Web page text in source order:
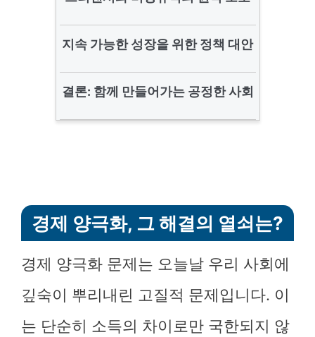
지속 가능한 성장을 위한 정책 대안
결론: 함께 만들어가는 공정한 사회
경제 양극화, 그 해결의 열쇠는?
경제 양극화 문제는 오늘날 우리 사회에
깊숙이 뿌리내린 고질적 문제입니다. 이
는 단순히 소득의 차이로만 국한되지 않